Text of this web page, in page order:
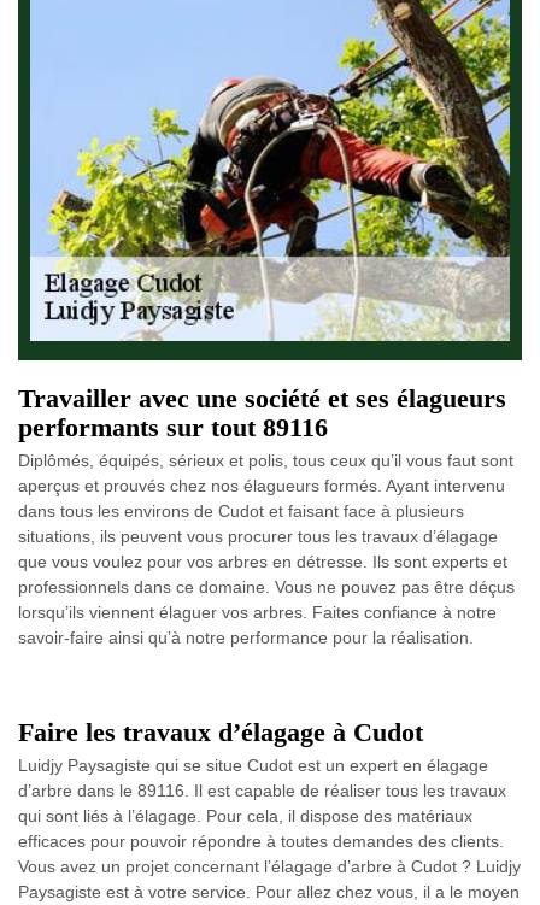
Travailler avec une société et ses élagueurs
performants sur tout 89116
Diplômés, équipés, sérieux et polis, tous ceux qu’il vous faut sont
aperçus et prouvés chez nos élagueurs formés. Ayant intervenu
dans tous les environs de Cudot et faisant face à plusieurs
situations, ils peuvent vous procurer tous les travaux d’élagage
que vous voulez pour vos arbres en détresse. Ils sont experts et
professionnels dans ce domaine. Vous ne pouvez pas être déçus
lorsqu’ils viennent élaguer vos arbres. Faites confiance à notre
savoir-faire ainsi qu’à notre performance pour la réalisation.
Faire les travaux d’élagage à Cudot
Luidjy Paysagiste qui se situe Cudot est un expert en élagage
d’arbre dans le 89116. Il est capable de réaliser tous les travaux
qui sont liés à l’élagage. Pour cela, il dispose des matériaux
efficaces pour pouvoir répondre à toutes demandes des clients.
Vous avez un projet concernant l’élagage d’arbre à Cudot ? Luidjy
Paysagiste est à votre service. Pour allez chez vous, il a le moyen